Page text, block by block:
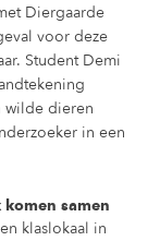
Diergaarde
voor deze
Student Demi
wilde dieren
in een
samen
klaslokaal in